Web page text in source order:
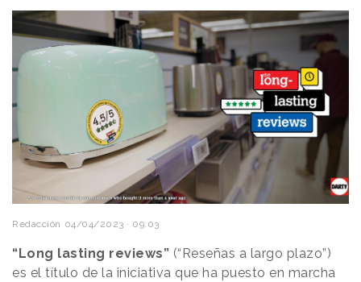
Redacción 04/04/2023 · 09:03
“Long lasting reviews” (“Reseñas a largo plazo”)
es el título de la iniciativa que ha puesto en marcha